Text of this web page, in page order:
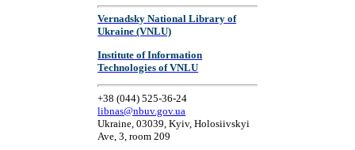
Vernadsky National Library of
Ukraine (VNLU)
Institute of Information
Technologies of VNLU
+38 (044) 525-36-24
libnas@nbuv.gov.ua
Ukraine, 03039, Kyiv, Holosiivskyi
Ave, 3, room 209